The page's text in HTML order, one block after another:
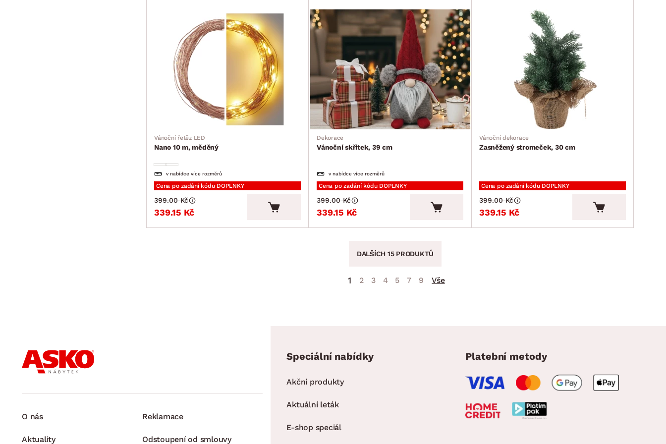
Vánoční řetěz LED
Nano 10 m, měděný
v nabídce více rozměrů
Cena po zadání kódu DOPLNKY
339.15 Kč
399.00 Kč
Dekorace
Vánoční skřítek, 39 cm
v nabídce více rozměrů
Cena po zadání kódu DOPLNKY
339.15 Kč
399.00 Kč
Vánoční dekorace
Zasněžený stromeček, 30 cm
Cena po zadání kódu DOPLNKY
339.15 Kč
399.00 Kč
DALŠÍCH 15 PRODUKTŮ
1 2 3 4 5 7 9 Vše
O nás
Aktuality
Reklamace
Odstoupení od smlouvy
Speciální nabídky
Akční produkty
Aktuální leták
E-shop speciál
Platební metody